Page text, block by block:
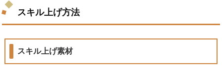
スキル上げ方法
スキル上げ素材